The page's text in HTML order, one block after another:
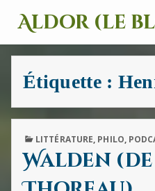
Aldor (le
Un
site
avec
des
des
images
et
des
sons
Étiquette :
PUBLISHED
LITTÉRATURE, PHILO,
Walden